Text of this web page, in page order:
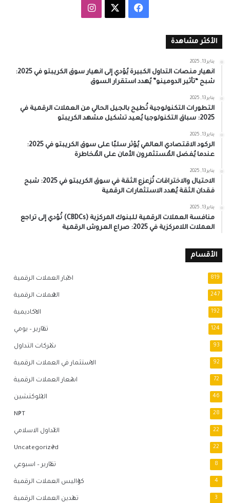
فيسبوك انستقرام
الأكثر مشاهدة
يناير 13, 2025
انهيار منصات التداول الكبيرة يُؤدي إلى انهيار سوق الكريبتو في 2025:
شبح “تأثير الدومينو” يُهدد استقرار السوق
يناير 13, 2025
التطورات التكنولوجية تُطيح بالجيل الحالي من العملات الرقمية في
2025: سباق التكنولوجيا يُعيد تشكيل مشهد الكريبتو
يناير 13, 2025
الركود الاقتصادي العالمي يُؤثر سلبًا على سوق الكريبتو في 2025:
عندما يُفضل المُستثمرون الأمان على المُخاطرة
يناير 13, 2025
الاحتيال والاختراقات تُزعزع الثقة في سوق الكريبتو في 2025: شبح
فقدان الثقة يُهدد الاستثمارات الرقمية
يناير 13, 2025
منافسة العملات الرقمية للبنوك المركزية (CBDCs) تُؤدي إلى تراجع
العملات اللامركزية في 2025: صراع العروش الرقمية
الأقسام
اخبار العملات الرقمية 819
العملات الرقمية 247
الاكاديمية 192
تقارير – يومي 124
شركات التداول 93
الاستثمار في العملات الرقمية 92
اسعار العملات الرقمية 72
البلوكتشين 46
NFT 28
التداول الاسلامي 22
Uncategorized 22
تقارير – اسبوعي 8
كواليس العملات الرقمية 4
تعدين العملات الرقمية 3